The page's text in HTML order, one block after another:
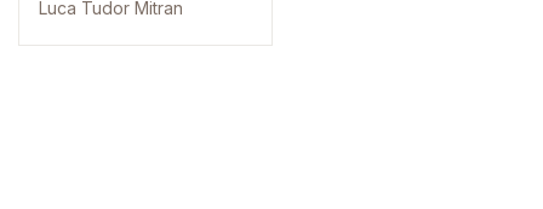
Luca Tudor Mitran